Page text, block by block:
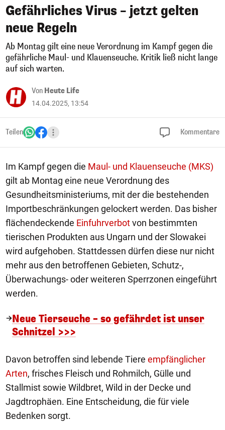
Gefährliches Virus – jetzt gelten
neue Regeln
Ab Montag gilt eine neue Verordnung im Kampf gegen die
gefährliche Maul- und Klauenseuche. Kritik ließ nicht lange
auf sich warten.
Von Heute Life
14.04.2025, 13:54
Teilen Kommentare
Im Kampf gegen die Maul- und Klauenseuche (MKS)
gilt ab Montag eine neue Verordnung des
Gesundheitsministeriums, mit der die bestehenden
Importbeschränkungen gelockert werden. Das bisher
flächendeckende Einfuhrverbotvon bestimmten
tierischen Produkten aus Ungarn und der Slowakei
wird aufgehoben. Stattdessen dürfen diese nur nicht
mehr aus den betroffenen Gebieten, Schutz-,
Überwachungs- oder weiteren Sperrzonen eingeführt
werden.
Neue Tierseuche – so gefährdet ist unser
Schnitzel >>>
Davon betroffen sind lebende Tiere empfänglicher
Arten, frisches Fleisch und Rohmilch, Gülle und
Stallmist sowie Wildbret, Wild in der Decke und
Jagdtrophäen. Eine Entscheidung, die für viele
Bedenken sorgt.